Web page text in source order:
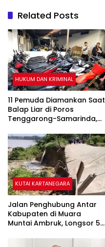
Related Posts
HUKUM DAN KRIMINAL
11 Pemuda Diamankan Saat
Balap Liar di Poros
Tenggarong-Samarinda,
Bulan
KUTAI KARTANEGARA
Jalan Penghubung Antar
Kabupaten di Muara
Muntai Ambruk, Longsor 50
Warga